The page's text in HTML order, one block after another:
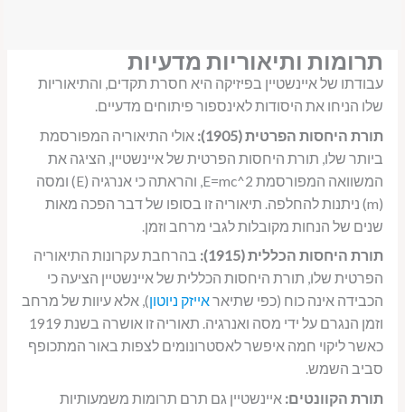
תרומות ותיאוריות מדעיות
עבודתו של איינשטיין בפיזיקה היא חסרת תקדים, והתיאוריות
שלו הניחו את היסודות לאינספור פיתוחים מדעיים.
תורת היחסות הפרטית (1905):
אולי התיאוריה המפורסמת
ביותר שלו, תורת היחסות הפרטית של איינשטיין, הציגה את
המשוואה המפורסמת E=mc^2, והראתה כי אנרגיה (E) ומסה
(m) ניתנות להחלפה. תיאוריה זו בסופו של דבר הפכה מאות
שנים של הנחות מקובלות לגבי מרחב וזמן.
תורת היחסות הכללית (1915):
בהרחבת עקרונות התיאוריה
הפרטית שלו, תורת היחסות הכללית של איינשטיין הציעה כי
הכבידה אינה כוח (כפי שתיאראייזק ניוטון), אלא עיוות של מרחב
וזמן הנגרם על ידי מסה ואנרגיה. תאוריה זו אושרה בשנת 1919
כאשר ליקוי חמה איפשר לאסטרונומים לצפות באור המתכופף
סביב השמש.
תורת הקוונטים: איינשטיין גם תרם תרומות משמעותיות